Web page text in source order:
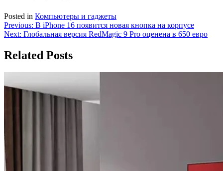
Posted in Компьютеры и гаджеты
Навигация
по
записям
Previous: В iPhone 16 появится новая кнопка на корпусе
Next: Глобальная версия RedMagic 9 Pro оценена в 650 евро
Related Posts